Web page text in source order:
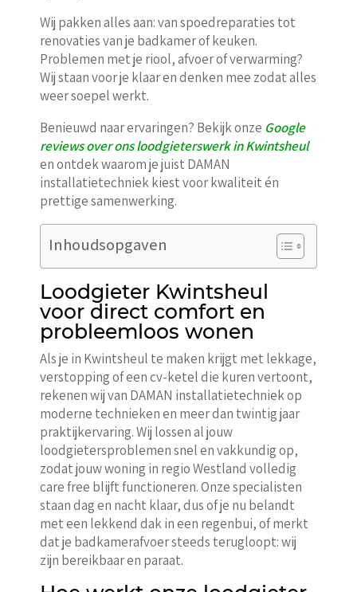
Wij pakken alles aan: van spoedreparaties tot
renovaties van je badkamer of keuken.
Problemen met je riool, afvoer of verwarming?
Wij staan voor je klaar en denken mee zodat alles
weer soepel werkt.
Benieuwd naar ervaringen? Bekijk onze Google
reviews over ons loodgieterswerk in Kwintsheul
en ontdek waarom je juist DAMAN
installatietechniek kiest voor kwaliteit én
prettige samenwerking.
Inhoudsopgaven
Loodgieter Kwintsheul
voor direct comfort en
probleemloos wonen
Als je in Kwintsheul te maken krijgt met lekkage,
verstopping of een cv-ketel die kuren vertoont,
rekenen wij van DAMAN installatietechniek op
moderne technieken en meer dan twintig jaar
praktijkervaring. Wij lossen al jouw
loodgietersproblemen snel en vakkundig op,
zodat jouw woning in regio Westland volledig
care free blijft functioneren. Onze specialisten
staan dag en nacht klaar, dus of je nu belandt
met een lekkend dak in een regenbui, of merkt
dat je badkamerafvoer steeds terugloopt: wij
zijn bereikbaar en paraat.